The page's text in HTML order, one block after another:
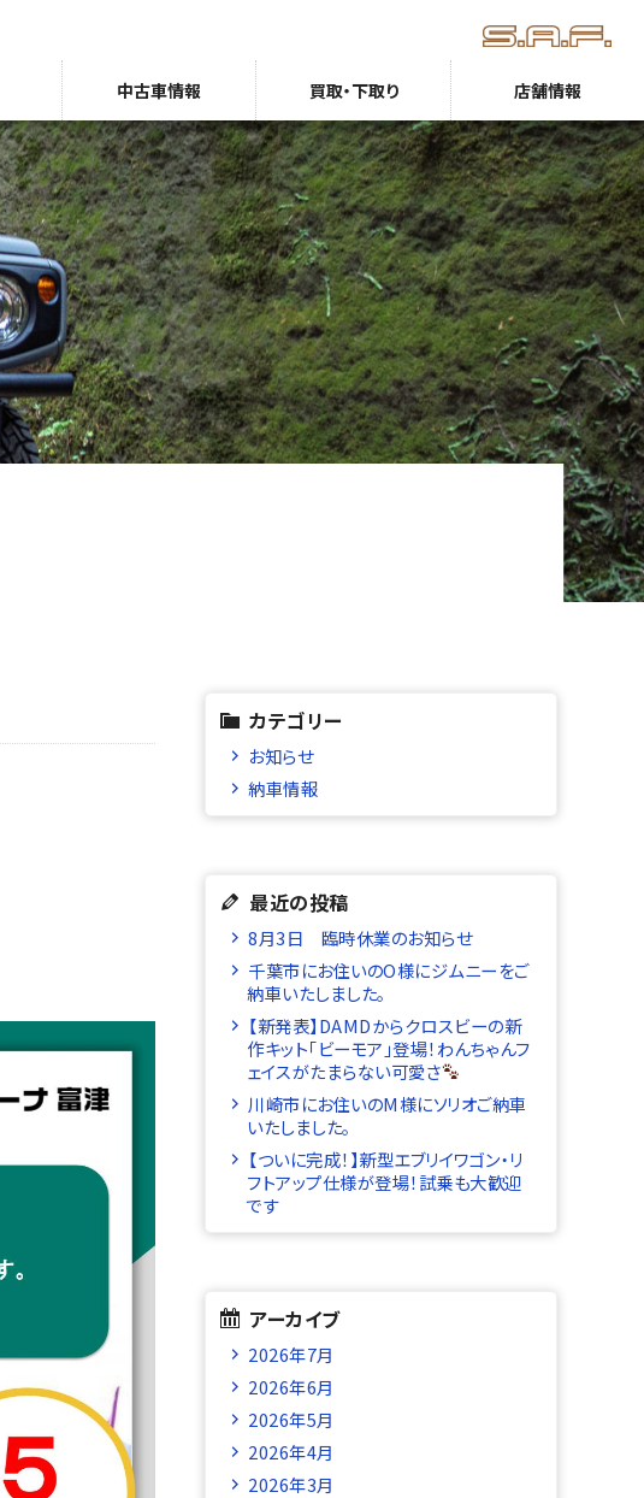
中古車情報 買取・下取り 店舗情報
カテゴリー
お知らせ
納車情報
最近の投稿
8月3日 臨時休業のお知らせ
千葉市にお住いのO様にジムニーをご
納車いたしました。
【新発表】DAMDからクロスビーの新
作キット「ビーモア」登場！わんちゃんフ
ェイスがたまらない可愛さ
川崎市にお住いのM様にソリオご納車
いたしました。
【ついに完成！】新型エブリイワゴン・リ
フトアップ仕様が登場！試乗も大歓迎
です
アーカイブ
2026年7月
2026年6月
2026年5月
2026年4月
2026年3月